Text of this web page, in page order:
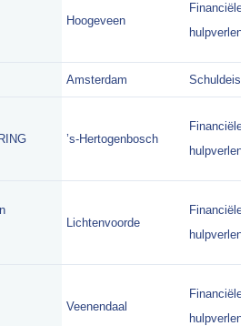
Hoogeveen
Financiële
Amsterdam Schuldeiser
’s-Hertogenbosch
Financiële
Lichtenvoorde
Financiële
Veenendaal
Financiële